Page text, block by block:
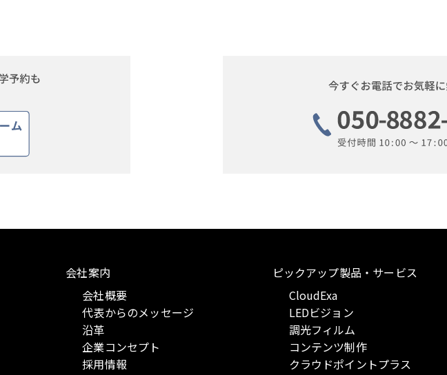
会社案内
会社概要
代表からのメッセージ
沿革
企業コンセプト
採用情報
ピックアップ製品 ・サービス
CloudExa
LEDビジョン
調光フィルム
コンテンツ制作
クラウドポイントプラス